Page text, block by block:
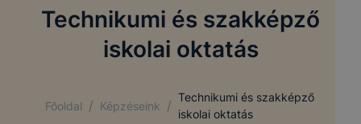
Technikumi és szakképző
iskolai oktatás
Főoldal / Képzéseink /
Technikumi és szakképző
iskolai oktatás